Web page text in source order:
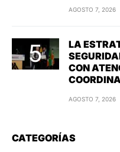
AGOSTO 7, 2026
LA
CON
AGOSTO 7, 2026
CATEGORÍAS